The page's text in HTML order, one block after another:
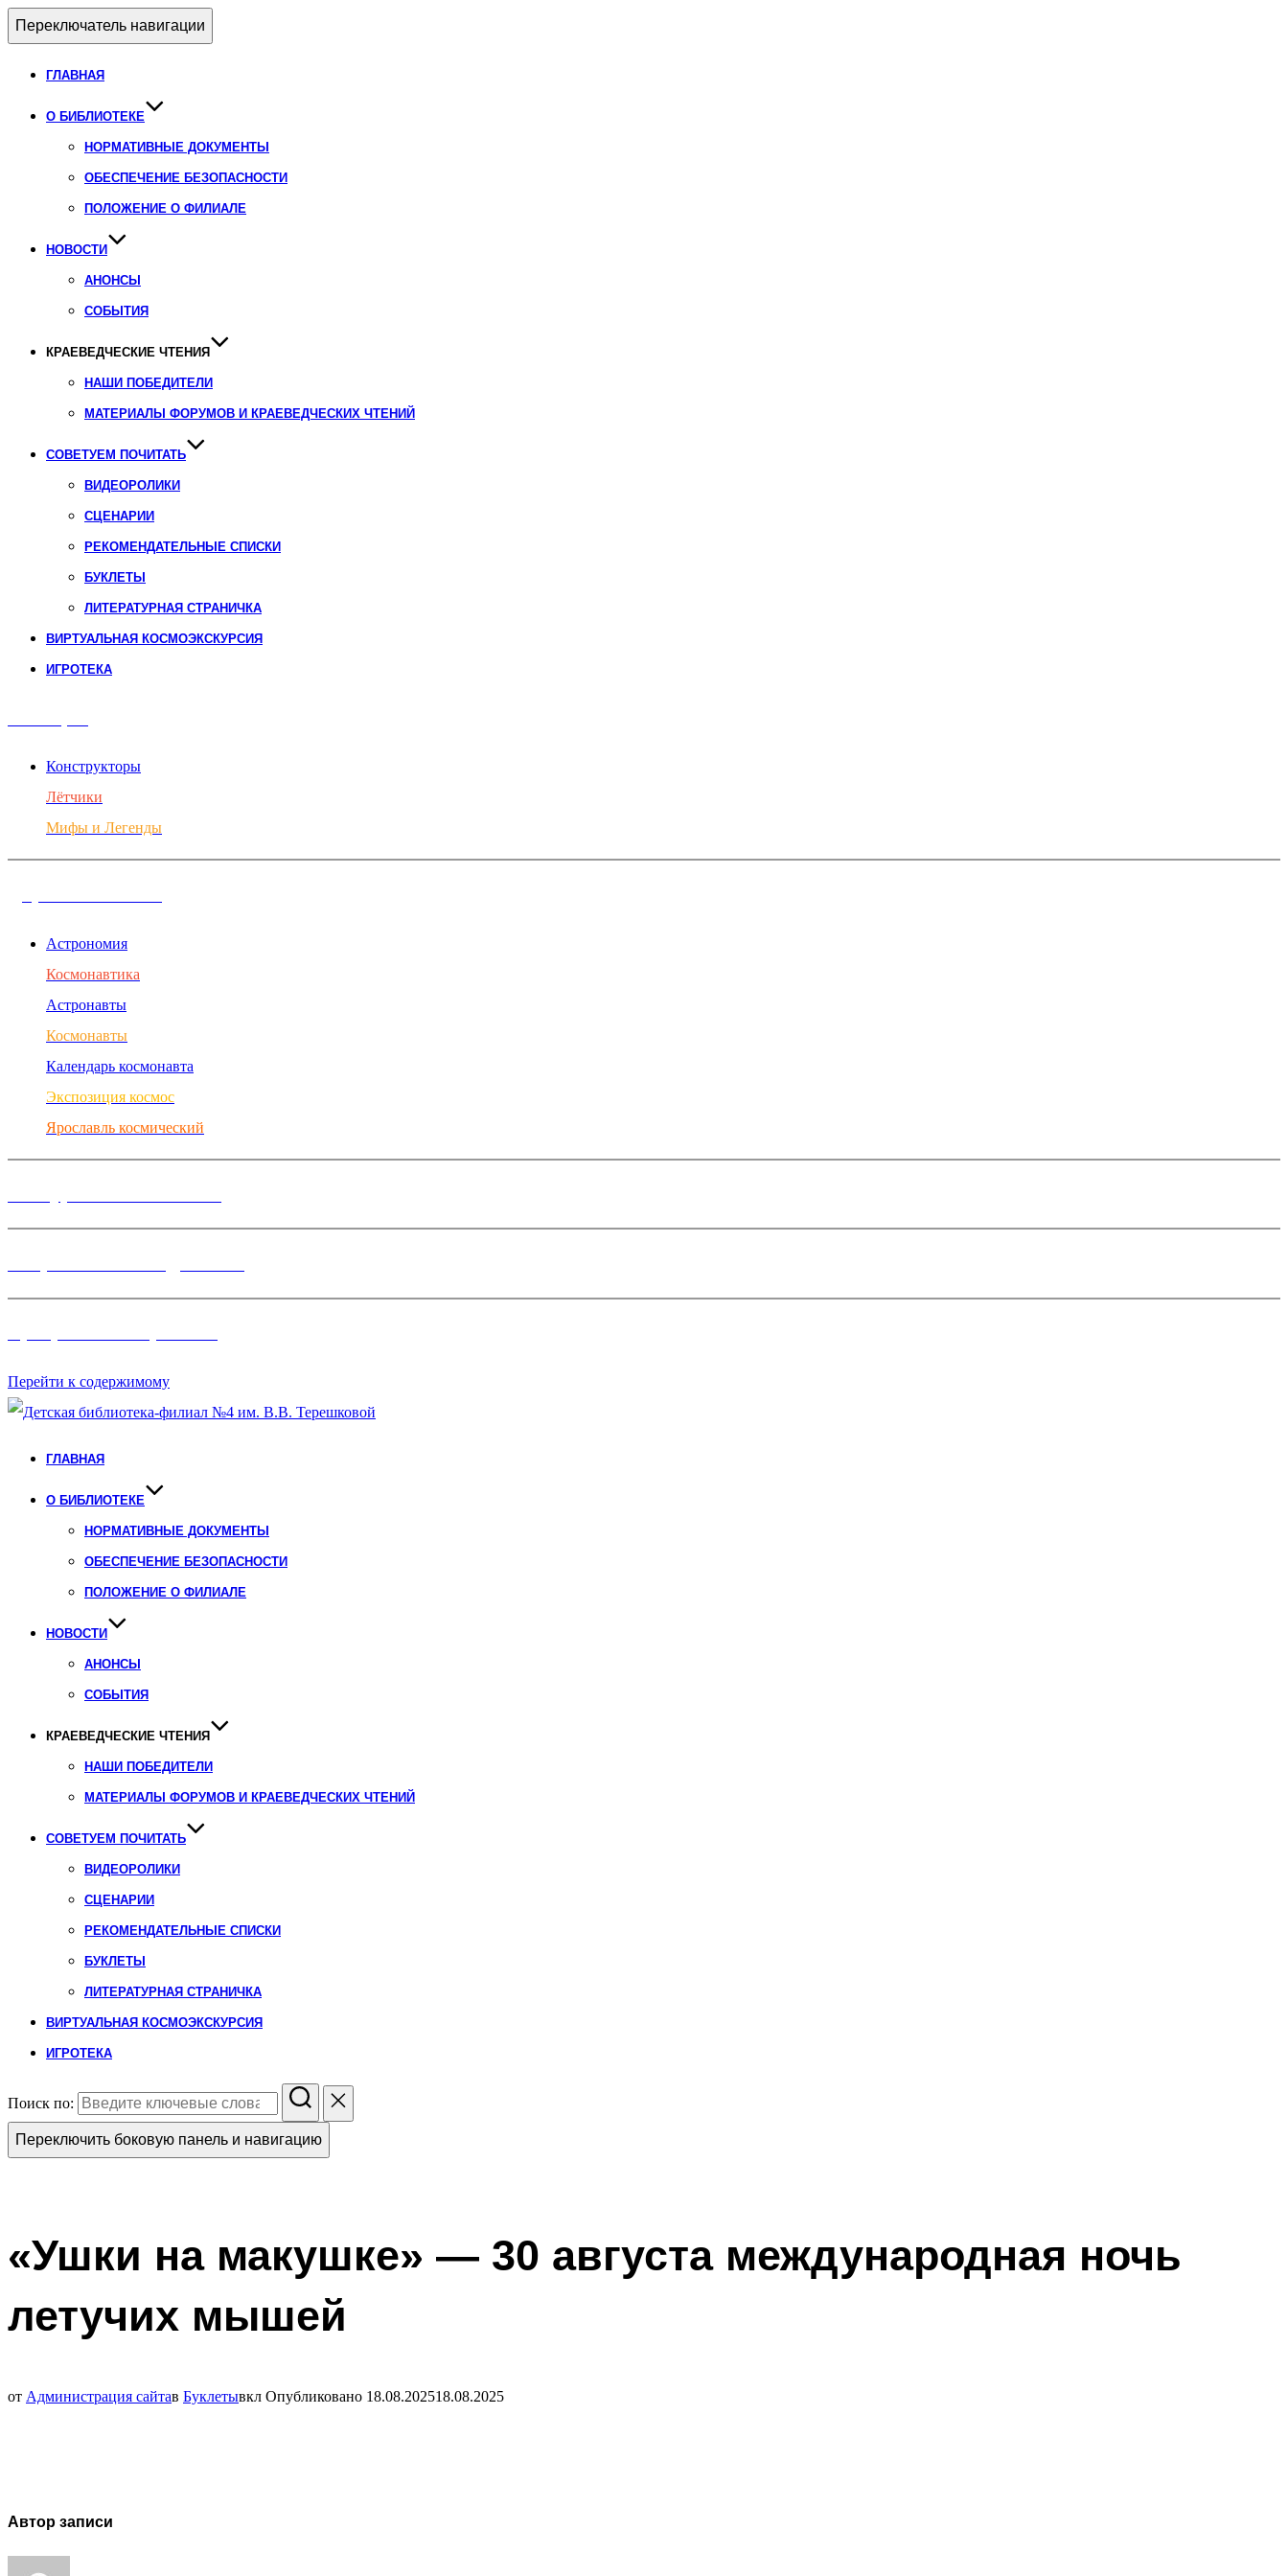
Переключатель навигации
ГЛАВНАЯ
О БИБЛИОТЕКЕ
НОРМАТИВНЫЕ ДОКУМЕНТЫ
ОБЕСПЕЧЕНИЕ БЕЗОПАСНОСТИ
ПОЛОЖЕНИЕ О ФИЛИАЛЕ
НОВОСТИ
АНОНСЫ
СОБЫТИЯ
КРАЕВЕДЧЕСКИЕ ЧТЕНИЯ
НАШИ ПОБЕДИТЕЛИ
МАТЕРИАЛЫ ФОРУМОВ И КРАЕВЕДЧЕСКИХ ЧТЕНИЙ
СОВЕТУЕМ ПОЧИТАТЬ
ВИДЕОРОЛИКИ
СЦЕНАРИИ
РЕКОМЕНДАТЕЛЬНЫЕ СПИСКИ
БУКЛЕТЫ
ЛИТЕРАТУРНАЯ СТРАНИЧКА
ВИРТУАЛЬНАЯ КОСМОЭКСКУРСИЯ
ИГРОТЕКА
Конструкторы
Лётчики
Мифы и Легенды
Астрономия
Космонавтика
Астронавты
Космонавты
Календарь космонавта
Экспозиция космос
Ярославль космический
Перейти к содержимому
ГЛАВНАЯ
О БИБЛИОТЕКЕ
НОРМАТИВНЫЕ ДОКУМЕНТЫ
ОБЕСПЕЧЕНИЕ БЕЗОПАСНОСТИ
ПОЛОЖЕНИЕ О ФИЛИАЛЕ
НОВОСТИ
АНОНСЫ
СОБЫТИЯ
КРАЕВЕДЧЕСКИЕ ЧТЕНИЯ
НАШИ ПОБЕДИТЕЛИ
МАТЕРИАЛЫ ФОРУМОВ И КРАЕВЕДЧЕСКИХ ЧТЕНИЙ
СОВЕТУЕМ ПОЧИТАТЬ
ВИДЕОРОЛИКИ
СЦЕНАРИИ
РЕКОМЕНДАТЕЛЬНЫЕ СПИСКИ
БУКЛЕТЫ
ЛИТЕРАТУРНАЯ СТРАНИЧКА
ВИРТУАЛЬНАЯ КОСМОЭКСКУРСИЯ
ИГРОТЕКА
Поиск по:
Переключить боковую панель и навигацию
«Ушки на макушке» — 30 августа международная ночь
летучих мышей
от Администрация сайтав Буклетывкл Опубликовано 18.08.202518.08.2025
Автор записи